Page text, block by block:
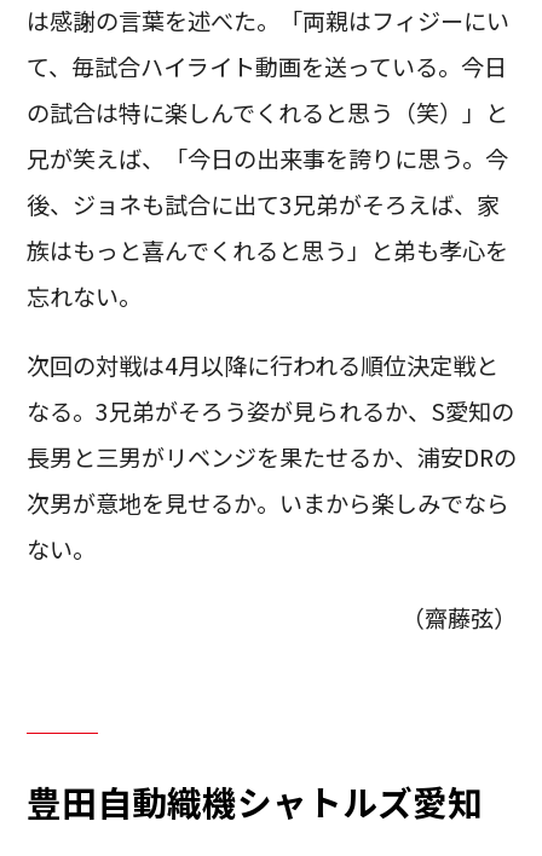
は感謝の言葉を述べた。「両親はフィジーにい
て、毎試合ハイライト動画を送っている。今日
の試合は特に楽しんでくれると思う（笑）」と
兄が笑えば、「今日の出来事を誇りに思う。今
後、ジョネも試合に出て3兄弟がそろえば、家
族はもっと喜んでくれると思う」と弟も孝心を
忘れない。
次回の対戦は4月以降に行われる順位決定戦と
なる。3兄弟がそろう姿が見られるか、S愛知の
長男と三男がリベンジを果たせるか、浦安DRの
次男が意地を見せるか。いまから楽しみでなら
ない。
（齋藤弦）
豊田自動織機シャトルズ愛知